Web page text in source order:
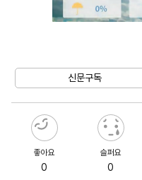
신문구독
좋아요
0
슬퍼요
0